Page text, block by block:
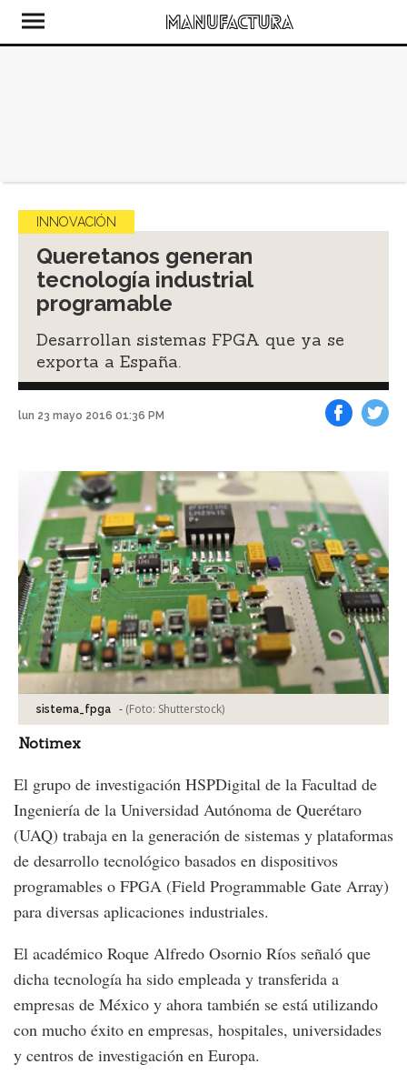
INNOVACIÓN
Queretanos generan
tecnología industrial
programable
Desarrollan sistemas FPGA que ya se
exporta a España.
lun 23 mayo 2016 01:36 PM
sistema_fpga - (Foto: Shutterstock)
Notimex
El grupo de investigación HSPDigital de la Facultad de
Ingeniería de la Universidad Autónoma de Querétaro
(UAQ) trabaja en la generación de sistemas y plataformas
de desarrollo tecnológico basados en dispositivos
programables o FPGA (Field Programmable Gate Array)
para diversas aplicaciones industriales.
El académico Roque Alfredo Osornio Ríos señaló que
dicha tecnología ha sido empleada y transferida a
empresas de México y ahora también se está utilizando
con mucho éxito en empresas, hospitales, universidades
y centros de investigación en Europa.